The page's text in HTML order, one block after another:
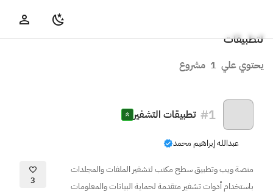
لتطبيقات
يحتوي علي 1 مشروع
#1 تطبيقات التشفير
عبدالله إبراهيم محمد
منصة ويب وتطبيق سطح مكتب لتشفير الملفات والمجلدات
باستخدام أدوات تشفير متقدمة لحماية البيانات والمعلومات
3